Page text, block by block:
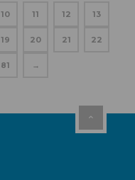
10 11 12 13
19 20 21 22
81 →